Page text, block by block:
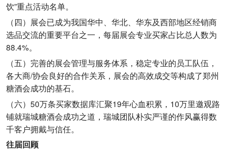
饮”重点活动名单。
（四）展会已成为我国华中、华北、华东及西部地区经销商
选品交流的重要平台之一，每届展会专业买家占比总人数为
88.4%。
（五）完善的展会管理与服务体系，稳定专业的员工队伍，
各大商/协会良好的合作关系，展会的高效成交等构成了郑州
糖酒会成功的基石。
（六）50万条买家数据库汇聚19年心血积累，10万里邀观路
铺就瑞城糖酒会成功之道，瑞城团队朴实严谨的作风赢得数
千客户拥戴与信任。
往届回顾